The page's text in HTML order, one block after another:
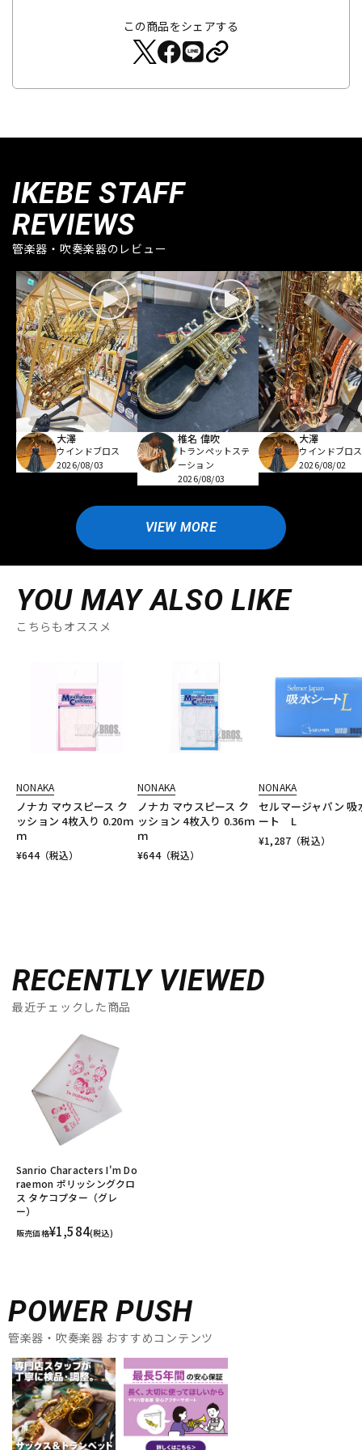
この商品をシェアする
IKEBE STAFF
REVIEWS
管楽器・吹奏楽器のレビュー
大澤
ウインドブロス
2026/08/03
椎名 偉吹
トランペットステ
ーション
2026/08/03
大澤
ウインドブロス
2026/08/02
VIEW MORE
YOU MAY ALSO LIKE
こちらもオススメ
NONAKA
ノナカ マウスピース ク
ッション 4枚入り 0.20ｍ
ｍ
¥644（税込）
NONAKA
ノナカ マウスピース ク
ッション 4枚入り 0.36ｍ
ｍ
¥644（税込）
NONAKA
セルマージャパン 吸
ート L
¥1,287 （税込）
RECENTLY VIEWED
最近チェックした商品
Sanrio Characters I'm Do
raemon ポリッシングクロ
ス タケコプター（グレ
ー）
販売価格¥1,584(税込)
POWER PUSH
管楽器・吹奏楽器 おすすめコンテンツ